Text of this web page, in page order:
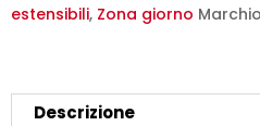
Small
quantità
estensibili, Zona giorno
Descrizione